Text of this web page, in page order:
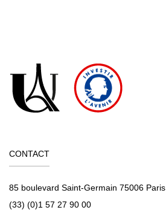
CONTACT
85 boulevard Saint-Germain 75006 Paris
(33) (0)1 57 27 90 00